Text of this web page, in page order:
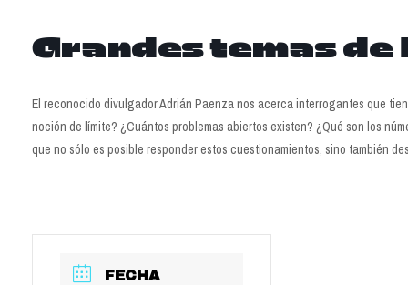
Grandes temas
El reconocido divulgador Adrián Paenza nos acerca interrogantes que
noción de límite? ¿Cuántos problemas abiertos existen? ¿Qué son los
que no sólo es posible responder estos cuestionamientos, sino también
FECHA